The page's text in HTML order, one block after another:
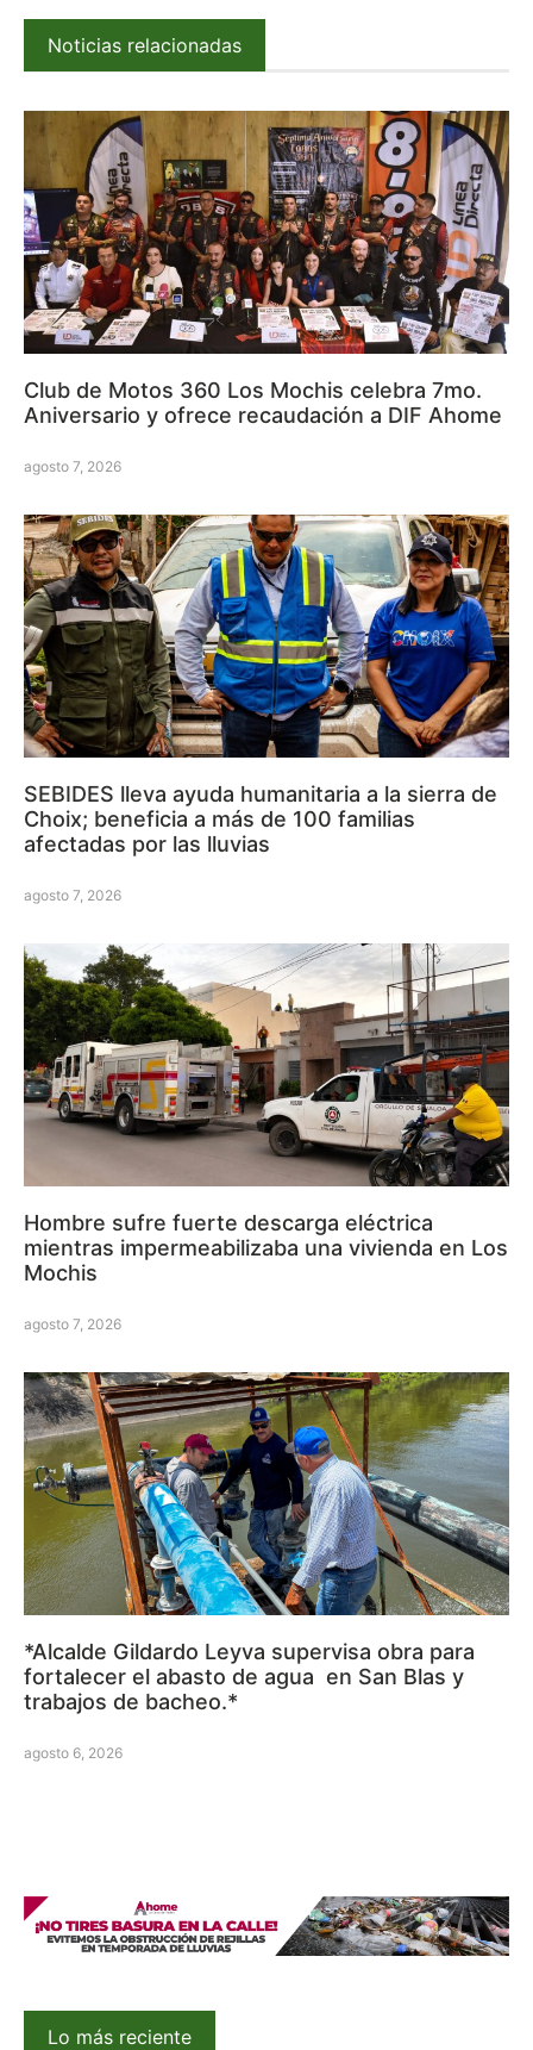
Noticias relacionadas
Club de Motos 360 Los Mochis celebra 7mo.
Aniversario y ofrece recaudación a DIF Ahome
agosto 7, 2026
SEBIDES lleva ayuda humanitaria a la sierra de
Choix; beneficia a más de 100 familias
afectadas por las lluvias
agosto 7, 2026
Hombre sufre fuerte descarga eléctrica
mientras impermeabilizaba una vivienda en Los
Mochis
agosto 7, 2026
*Alcalde Gildardo Leyva supervisa obra para
fortalecer el abasto de agua en San Blas y
trabajos de bacheo.*
agosto 6, 2026
Lo más reciente